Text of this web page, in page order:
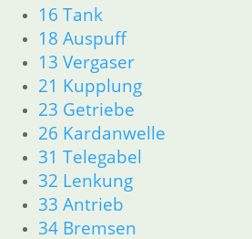
16 Tank
18 Auspuff
13 Vergaser
21 Kupplung
23 Getriebe
26 Kardanwelle
31 Telegabel
32 Lenkung
33 Antrieb
34 Bremsen